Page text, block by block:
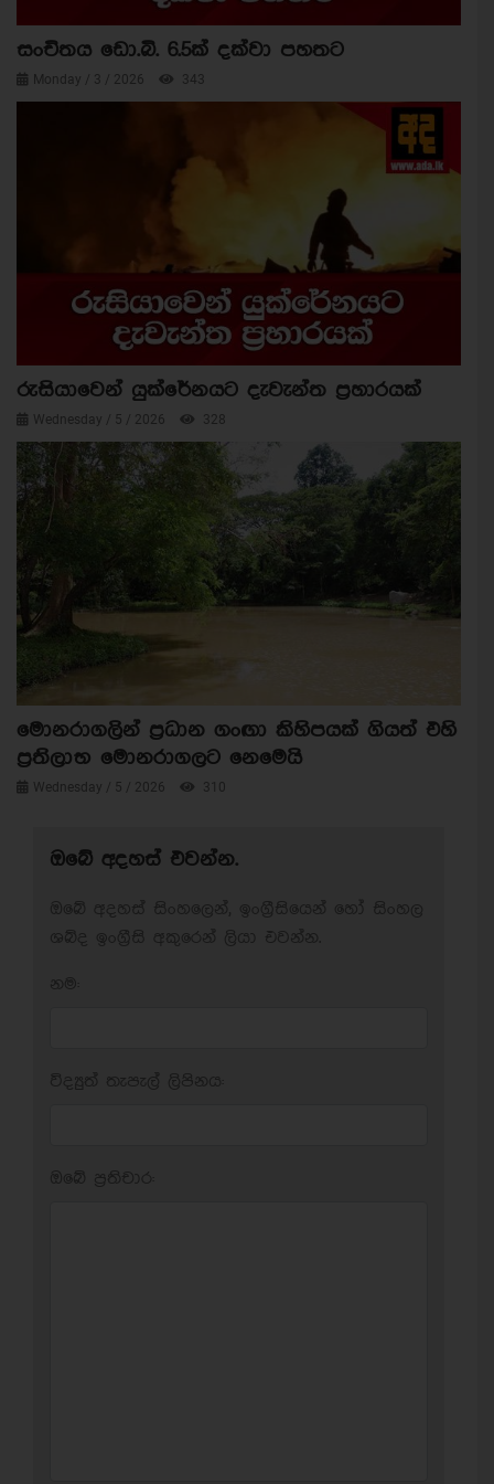
සංචිතය ඩො.බි. 6.5ක් දක්වා පහතට
Monday / 3 / 2026 343
රුසියාවෙන් යුක්රේනයට දැවැන්ත ප්‍රහාරයක්
Wednesday / 5 / 2026 328
මොනරාගලින් ප්‍රධාන ගංඟා කිහිපයක් ගියත් එහි
ප්‍රතිලාභ මොනරාගලට නෙමෙයි
Wednesday / 5 / 2026 310
ඔබේ අදහස් එවන්න.